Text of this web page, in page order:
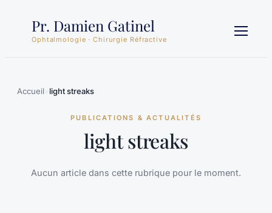
contenu
Pr. Damien Gatinel
Ophtalmologie · Chirurgie Réfractive
Accueil light streaks
PUBLICATIONS & ACTUALITÉS
light streaks
Aucun article dans cette rubrique pour le moment.